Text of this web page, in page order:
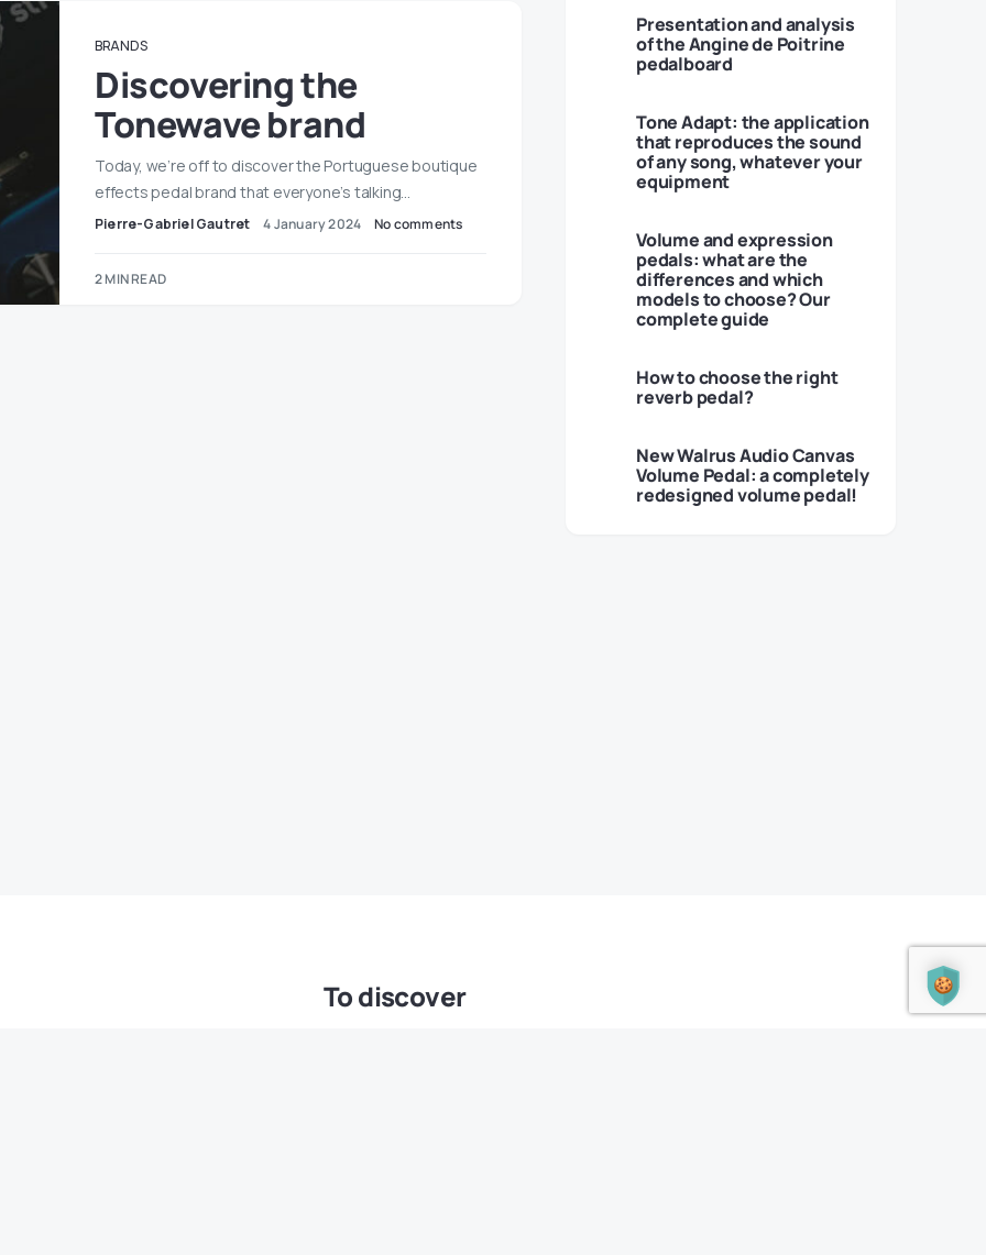
BRANDS
Discovering the
Tonewave brand
Today, we’re off to discover the Portuguese boutique
effects pedal brand that everyone’s talking…
Pierre-Gabriel Gautret 4 January 2024 No comments
2 MIN READ
Presentation and analysis
of the Angine de Poitrine
pedalboard
Tone Adapt: the application
that reproduces the sound
of any song, whatever your
equipment
Volume and expression
pedals: what are the
differences and which
models to choose? Our
complete guide
How to choose the right
reverb pedal?
New Walrus Audio Canvas
Volume Pedal: a completely
redesigned volume pedal!
To discover